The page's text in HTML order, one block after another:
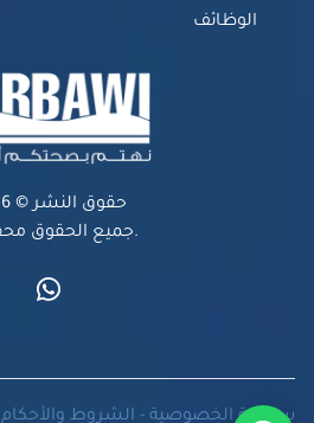
الوظائف
حقوق النشر © 2026
جميع الحقوق محفوظة.
سياسة الخصوصية - الشروط والأحكام